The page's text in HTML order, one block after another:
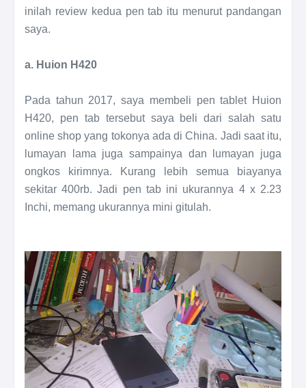
inilah review kedua pen tab itu menurut pandangan
saya.
a. Huion H420
Pada tahun 2017, saya membeli pen tablet Huion
H420, pen tab tersebut saya beli dari salah satu
online shop yang tokonya ada di China. Jadi saat itu,
lumayan lama juga sampainya dan lumayan juga
ongkos kirimnya. Kurang lebih semua biayanya
sekitar 400rb. Jadi pen tab ini ukurannya 4 x 2.23
Inchi, memang ukurannya mini gitulah.